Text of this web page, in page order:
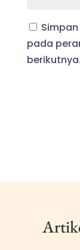
pada
berikutnya.